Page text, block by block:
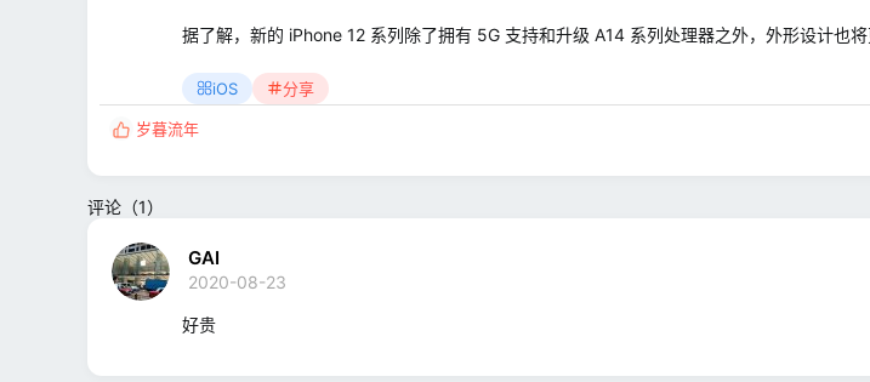
据了解，新的 iPhone 12 系列除了拥有 5G 支持和升级 A14 系列处理器之外，外形设计也
iOS 分享
反
:
岁暮流年
评论（1）
GAI
2020-08-23
好贵